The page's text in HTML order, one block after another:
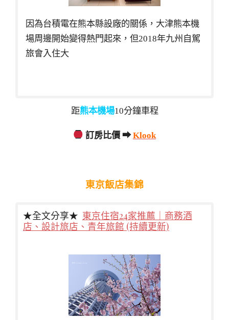
因為台積電在熊本縣設廠的關係，大津熊本機
場周邊開始變得熱門起來，但2018年九州自駕
旅會入住大
距熊本機場10分鐘車程
訂房比價 ➡Klook
東京飯店集錦
★全文分享★ 東京住宿24家推薦｜商務酒
店、設計旅店、青年旅館 (持續更新)